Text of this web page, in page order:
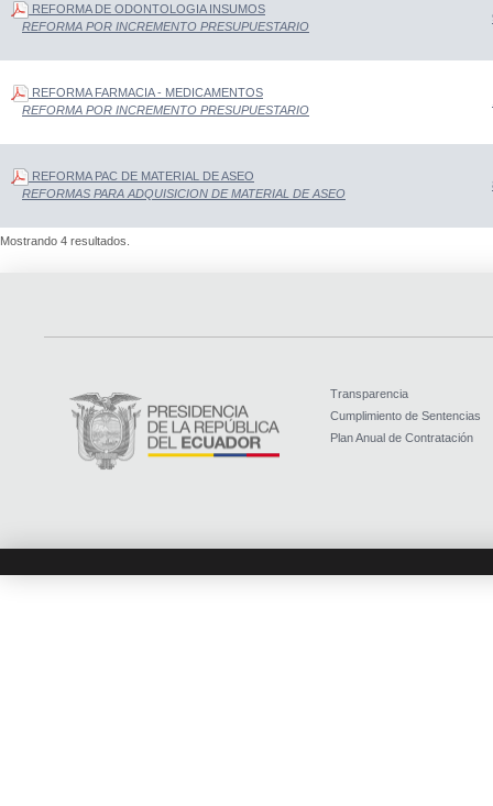
REFORMA DE ODONTOLOGIA INSUMOS
REFORMA POR INCREMENTO PRESUPUESTARIO
REFORMA FARMACIA - MEDICAMENTOS
REFORMA POR INCREMENTO PRESUPUESTARIO
REFORMA PAC DE MATERIAL DE ASEO
REFORMAS PARA ADQUISICION DE MATERIAL DE ASEO
Mostrando 4 resultados.
Transparencia
Cumplimiento de Sentencias
Plan Anual de Contratación